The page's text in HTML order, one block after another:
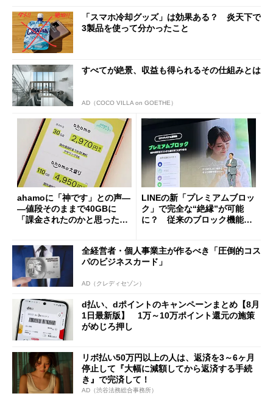
「スマホ冷却グッズ」は効果ある？ 炎天下で
3製品を使って分かったこと
すべてが絶景、収益も得られるその仕組みとは
AD（COCO VILLA on GOETHE）
ahamoに「神です」との声―
―値段そのままで40GBに
「課金されたのかと思った」
LINEの新「プレミアムブロッ
ク」で完全な“絶縁”が可能
に？ 従来のブロック機能と
全経営者・個人事業主が作るべき「圧倒的コス
パのビジネスカード」
AD（クレディセゾン）
d払い、dポイントのキャンペーンまとめ【8月
1日最新版】 1万～10万ポイント還元の施策
がめじろ押し
リボ払い50万円以上の人は、返済を3～6ヶ月
停止して『大幅に減額してから返済する手続
き』で完済して！
AD（渋谷法務総合事務所）